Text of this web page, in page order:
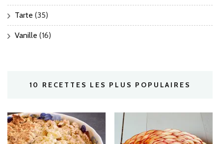
Tarte (35)
Vanille (16)
10 RECETTES LES PLUS POPULAIRES